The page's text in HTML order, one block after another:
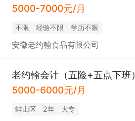
5000-7000元/月
不限 经验不限 学历不限
安徽老约翰食品有限公司
老约翰会计（五险+五点下班）
5000-6000元/月
蚌山区 2年 大专